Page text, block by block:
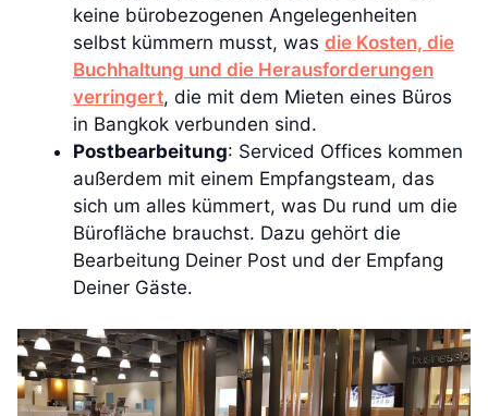
keine bürobezogenen Angelegenheiten
selbst kümmern musst, was die Kosten, die
Buchhaltung und die Herausforderungen
verringert, die mit dem Mieten eines Büros
in Bangkok verbunden sind.
Postbearbeitung: Serviced Offices kommen
außerdem mit einem Empfangsteam, das
sich um alles kümmert, was Du rund um die
Bürofläche brauchst. Dazu gehört die
Bearbeitung Deiner Post und der Empfang
Deiner Gäste.